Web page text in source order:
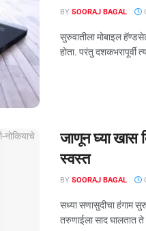
BY SOORAJ BAGAL
सुरुवातीला मोबाइल
होता. परंतु
जाणून घ्‍या खास
स्‍वस्‍त
BY SOORAJ BAGAL
सध्‍या सणासुदीचा हंगाम
तरुणाईला साद घालतात